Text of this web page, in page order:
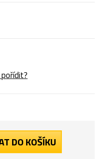
pořídit?
DO KOŠÍKU